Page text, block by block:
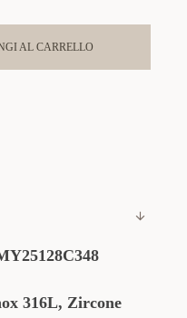
AL CARRELLO
316L, Zircone